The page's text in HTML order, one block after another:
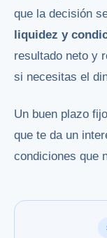
que la decisión
liquidez y
resultado neto y
si necesitas el
Un buen plazo
que te da un
condiciones que